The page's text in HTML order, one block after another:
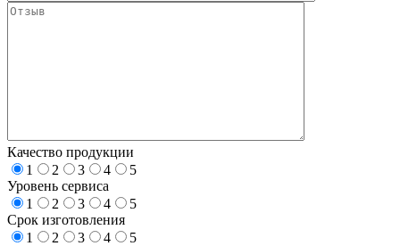
Качество продукции
1
2 3 4
5
Уровень сервиса
1
2 3 4
5
Срок изготовления
1
2 3 4
5